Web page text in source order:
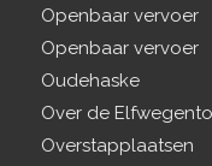
Openbaar vervoer
Openbaar vervoer
Oudehaske
Over de
Overstapplaatsen